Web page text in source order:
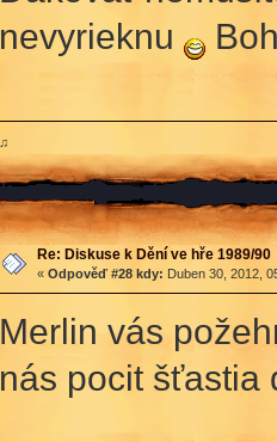
nevyrieknu
♫
Re: Diskuse k Dění ve hře 1989/90
« Odpověď #28 kdy: Duben 30, 2012,
Merlin vás
nás pocit šťastia